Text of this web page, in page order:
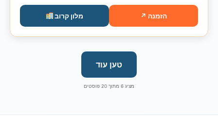
הזמנה ↗ מלון קרוב
טען עוד
מציג 6 מתוך 20 פוסטים